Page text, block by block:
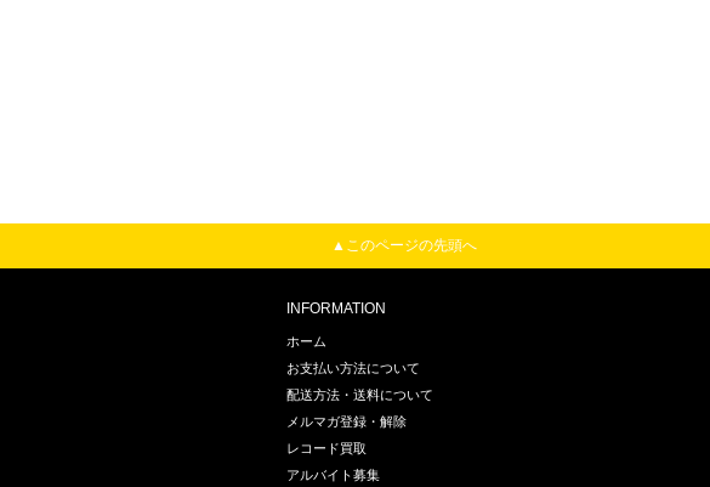
▲このページの先頭へ
INFORMATION
ホーム
お支払い方法について
配送方法・送料について
メルマガ登録・解除
レコード買取
アルバイト募集